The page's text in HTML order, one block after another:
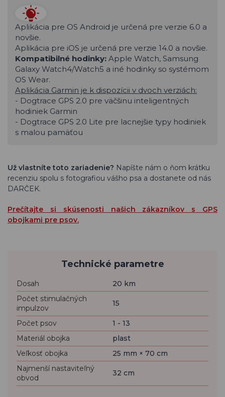
Aplikácia pre OS Android je určená pre verzie 6.0 a
novšie.
Aplikácia pre iOS je určená pre verzie 14.0 a novšie.
Kompatibilné hodinky: Apple Watch, Samsung
Galaxy Watch4/Watch5 a iné hodinky so systémom
OS Wear.
Aplikácia Garmin je k dispozícii v dvoch verziách:
- Dogtrace GPS 2.0 pre väčšinu inteligentných
hodiniek Garmin
- Dogtrace GPS 2.0 Lite pre lacnejšie typy hodiniek
s malou pamäťou
Už vlastníte toto zariadenie? Napíšte nám o ňom krátku
recenziu spolu s fotografiou vášho psa a dostanete od nás
DARČEK.
Prečítajte si skúsenosti našich zákazníkov s GPS
obojkami pre psov.
Technické parametre
Dosah
20 km
Počet stimulačných
impulzov
15
Počet psov
1 - 13
Materiál obojka
plast
Veľkosť obojka
25 mm × 70 cm
Najmenší nastaviteľný
obvod
32 cm